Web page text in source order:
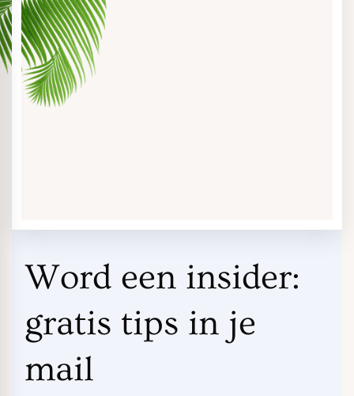
Word een insider:
gratis tips in je
mail